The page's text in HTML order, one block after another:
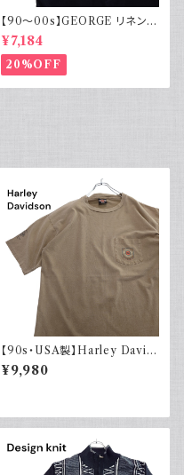
【90～00s】GEORGE リネンレ
ーヨンシャツ 黒 ボックスシルエ
ット XL
¥7,184
20%OFF
【90s・USA製】Harley David
son ハーレーダビッドソン ポケ
ット付き Tシャツ 古着 フェード
¥9,980